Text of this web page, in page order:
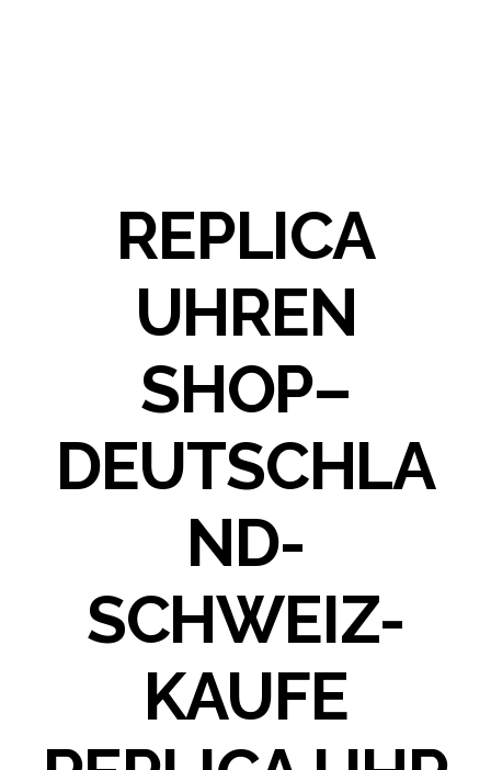
REPLICA
UHREN
SHOP–
DEUTSCHLA
ND-
SCHWEIZ-
KAUFE